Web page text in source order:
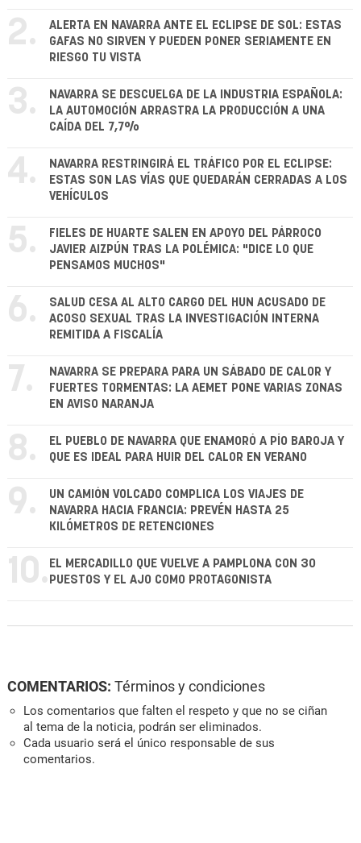
2.
ALERTA EN NAVARRA ANTE EL ECLIPSE DE SOL: ESTAS
GAFAS NO SIRVEN Y PUEDEN PONER SERIAMENTE EN
RIESGO TU VISTA
3.
NAVARRA SE DESCUELGA DE LA INDUSTRIA ESPAÑOLA:
LA AUTOMOCIÓN ARRASTRA LA PRODUCCIÓN A UNA
CAÍDA DEL 7,7%
4.
NAVARRA RESTRINGIRÁ EL TRÁFICO POR EL ECLIPSE:
ESTAS SON LAS VÍAS QUE QUEDARÁN CERRADAS A LOS
VEHÍCULOS
5.
FIELES DE HUARTE SALEN EN APOYO DEL PÁRROCO
JAVIER AIZPÚN TRAS LA POLÉMICA: "DICE LO QUE
PENSAMOS MUCHOS"
6.
SALUD CESA AL ALTO CARGO DEL HUN ACUSADO DE
ACOSO SEXUAL TRAS LA INVESTIGACIÓN INTERNA
REMITIDA A FISCALÍA
7.
NAVARRA SE PREPARA PARA UN SÁBADO DE CALOR Y
FUERTES TORMENTAS: LA AEMET PONE VARIAS ZONAS
EN AVISO NARANJA
8.
EL PUEBLO DE NAVARRA QUE ENAMORÓ A PÍO BAROJA Y
QUE ES IDEAL PARA HUIR DEL CALOR EN VERANO
9.
UN CAMIÓN VOLCADO COMPLICA LOS VIAJES DE
NAVARRA HACIA FRANCIA: PREVÉN HASTA 25
KILÓMETROS DE RETENCIONES
10. EL MERCADILLO QUE VUELVE A PAMPLONA CON 30
PUESTOS Y EL AJO COMO PROTAGONISTA
COMENTARIOS: Términos y condiciones
Los comentarios que falten el respeto y que no se ciñan
al tema de la noticia, podrán ser eliminados.
Cada usuario será el único responsable de sus
comentarios.